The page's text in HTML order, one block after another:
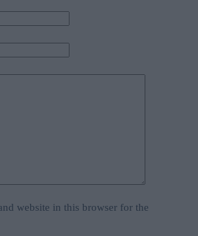
website in this browser for the